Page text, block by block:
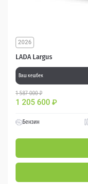
LADA Largus
2026
Ваш кешбек
1 587 000 ₽
1 205 600 ₽
Бензин